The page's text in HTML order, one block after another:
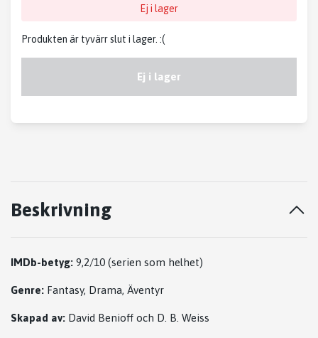
Ej i lager
Produkten är tyvärr slut i lager. :(
Ej i lager
Beskrivning
IMDb-betyg: 9,2/10 (serien som helhet)
Genre: Fantasy, Drama, Äventyr
Skapad av: David Benioff och D. B. Weiss